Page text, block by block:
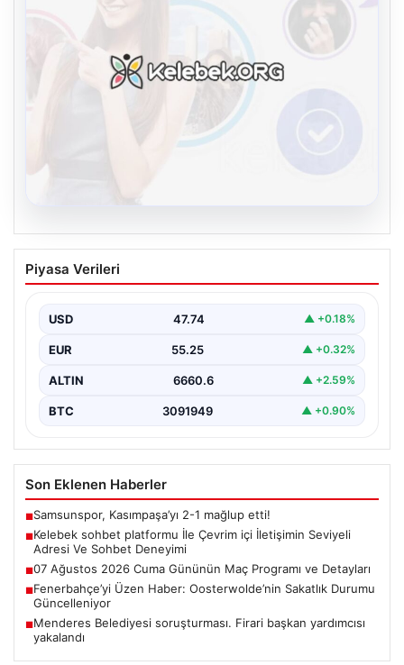
Kelebek sohbet platformu İle Çevrim içi
İletişimin Seviyeli Adresi Ve Sohbet
İnternet çağında bireylerin güvenli bir şekilde bağlantı
Piyasa Verileri
USD 47.74 ▲ +0.18%
EUR 55.25 ▲ +0.32%
ALTIN 6660.6 ▲ +2.59%
BTC 3091949 ▲ +0.90%
Son Eklenen Haberler
■Samsunspor, Kasımpaşa’yı 2-1 mağlup etti!
■Kelebek sohbet platformu İle Çevrim içi İletişimin Seviyeli
Adresi Ve Sohbet Deneyimi
■07 Ağustos 2026 Cuma Gününün Maç Programı ve Detayları
■Fenerbahçe’yi Üzen Haber: Oosterwolde’nin Sakatlık Durumu
Güncelleniyor
■Menderes Belediyesi soruşturması. Firari başkan yardımcısı
yakalandı